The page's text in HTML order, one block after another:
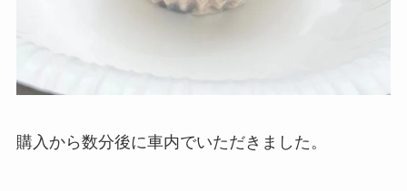
購入から数分後に車内でいただきました。